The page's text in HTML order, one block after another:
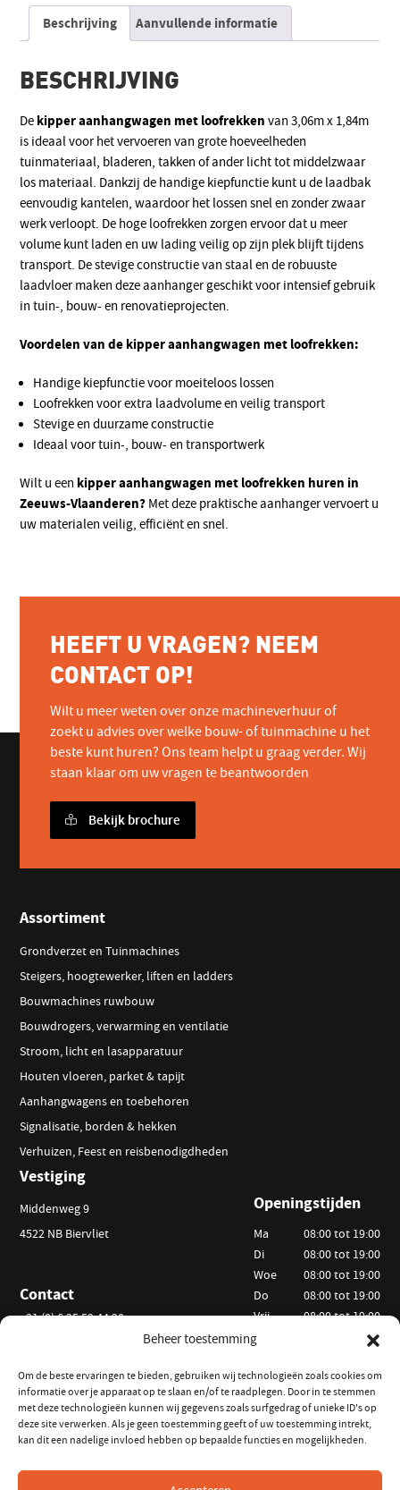
Beheer toestemming
Om de beste ervaringen te bieden, gebruiken wij technologieën zoals cookies om
informatie over je apparaat op te slaan en/of te raadplegen. Door in te stemmen
met deze technologieën kunnen wij gegevens zoals surfgedrag of unieke ID's op
deze site verwerken. Als je geen toestemming geeft of uw toestemming intrekt,
kan dit een nadelige invloed hebben op bepaalde functies en mogelijkheden.
Beschrijving Aanvullende informatie
BESCHRIJVING
De kipper aanhangwagen met loofrekken van 3,06m x 1,84m
is ideaal voor het vervoeren van grote hoeveelheden
tuinmateriaal, bladeren, takken of ander licht tot middelzwaar
los materiaal. Dankzij de handige kiepfunctie kunt u de laadbak
eenvoudig kantelen, waardoor het lossen snel en zonder zwaar
werk verloopt. De hoge loofrekken zorgen ervoor dat u meer
volume kunt laden en uw lading veilig op zijn plek blijft tijdens
transport. De stevige constructie van staal en de robuuste
laadvloer maken deze aanhanger geschikt voor intensief gebruik
in tuin-, bouw- en renovatieprojecten.
Voordelen van de kipper aanhangwagen met loofrekken:
Handige kiepfunctie voor moeiteloos lossen
Loofrekken voor extra laadvolume en veilig transport
Stevige en duurzame constructie
Ideaal voor tuin-, bouw- en transportwerk
Wilt u een kipper aanhangwagen met loofrekken huren in
Zeeuws-Vlaanderen? Met deze praktische aanhanger vervoert u
uw materialen veilig, efficiënt en snel.
HEEFT U VRAGEN? NEEM
CONTACT OP!
Wilt u meer weten over onze machineverhuur of
zoekt u advies over welke bouw- of tuinmachine u het
beste kunt huren? Ons team helpt u graag verder. Wij
staan klaar om uw vragen te beantwoorden
Bekijk brochure
Assortiment
Grondverzet en Tuinmachines
Steigers, hoogtewerker, liften en ladders
Bouwmachines ruwbouw
Bouwdrogers, verwarming en ventilatie
Stroom, licht en lasapparatuur
Houten vloeren, parket & tapijt
Aanhangwagens en toebehoren
Signalisatie, borden & hekken
Verhuizen, Feest en reisbenodigdheden
Vestiging
Middenweg 9
4522 NB Biervliet
Contact
+31 (0) 6 25 52 44 20
info@vanackerverhuur.nl
Openingstijden
Ma
Di
Woe
Do
Vrij
Za
08:00 tot 19:00
08:00 tot 19:00
08:00 tot 19:00
08:00 tot 19:00
08:00 tot 19:00
09:00 tot 15:00
Informatie
Hoe kunt u huren?
Volg ons
op Instagram